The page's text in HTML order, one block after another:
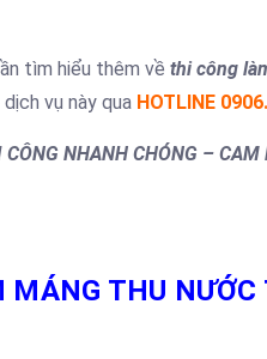
tìm hiểu thêm về thi công
vụ này qua HOTLINE
NHANH CHÓNG – CAM
THU NƯỚC